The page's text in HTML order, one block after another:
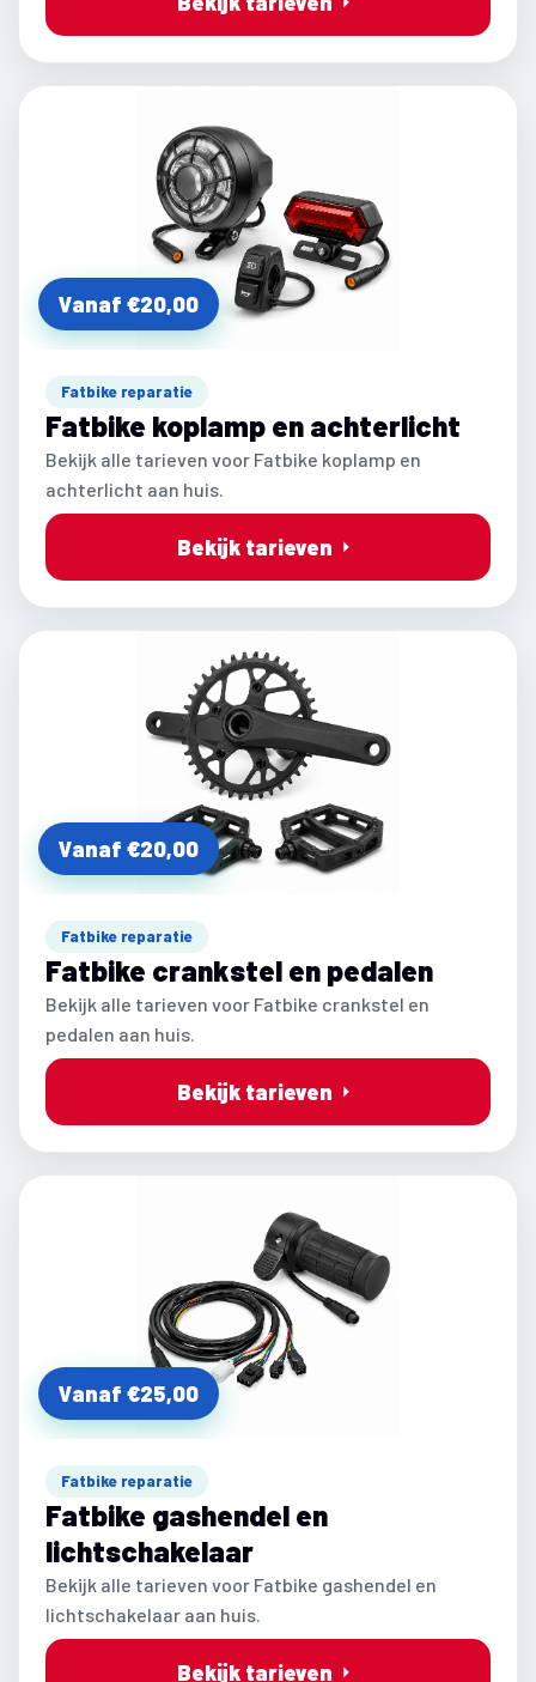
Vanaf €20,00
Fatbike reparatie
Fatbike koplamp en achterlicht
Bekijk alle tarieven voor Fatbike koplamp en
achterlicht aan huis.
Bekijk tarieven
Vanaf €20,00
Fatbike reparatie
Fatbike crankstel en pedalen
Bekijk alle tarieven voor Fatbike crankstel en
pedalen aan huis.
Bekijk tarieven
Vanaf €25,00
Fatbike reparatie
Fatbike gashendel en
lichtschakelaar
Bekijk alle tarieven voor Fatbike gashendel en
lichtschakelaar aan huis.
Bekijk tarieven